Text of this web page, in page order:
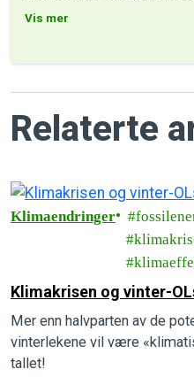
Vis mer
Relaterte
Klimaendringer
Klimakrisen og vinter-
Mer enn halvparten av de
vinterlekene vil være
tallet!